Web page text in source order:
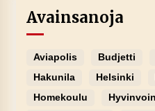
Avainsanoja
Aviapolis Budjetti
Hakunila
Helsinki
Homekoulu